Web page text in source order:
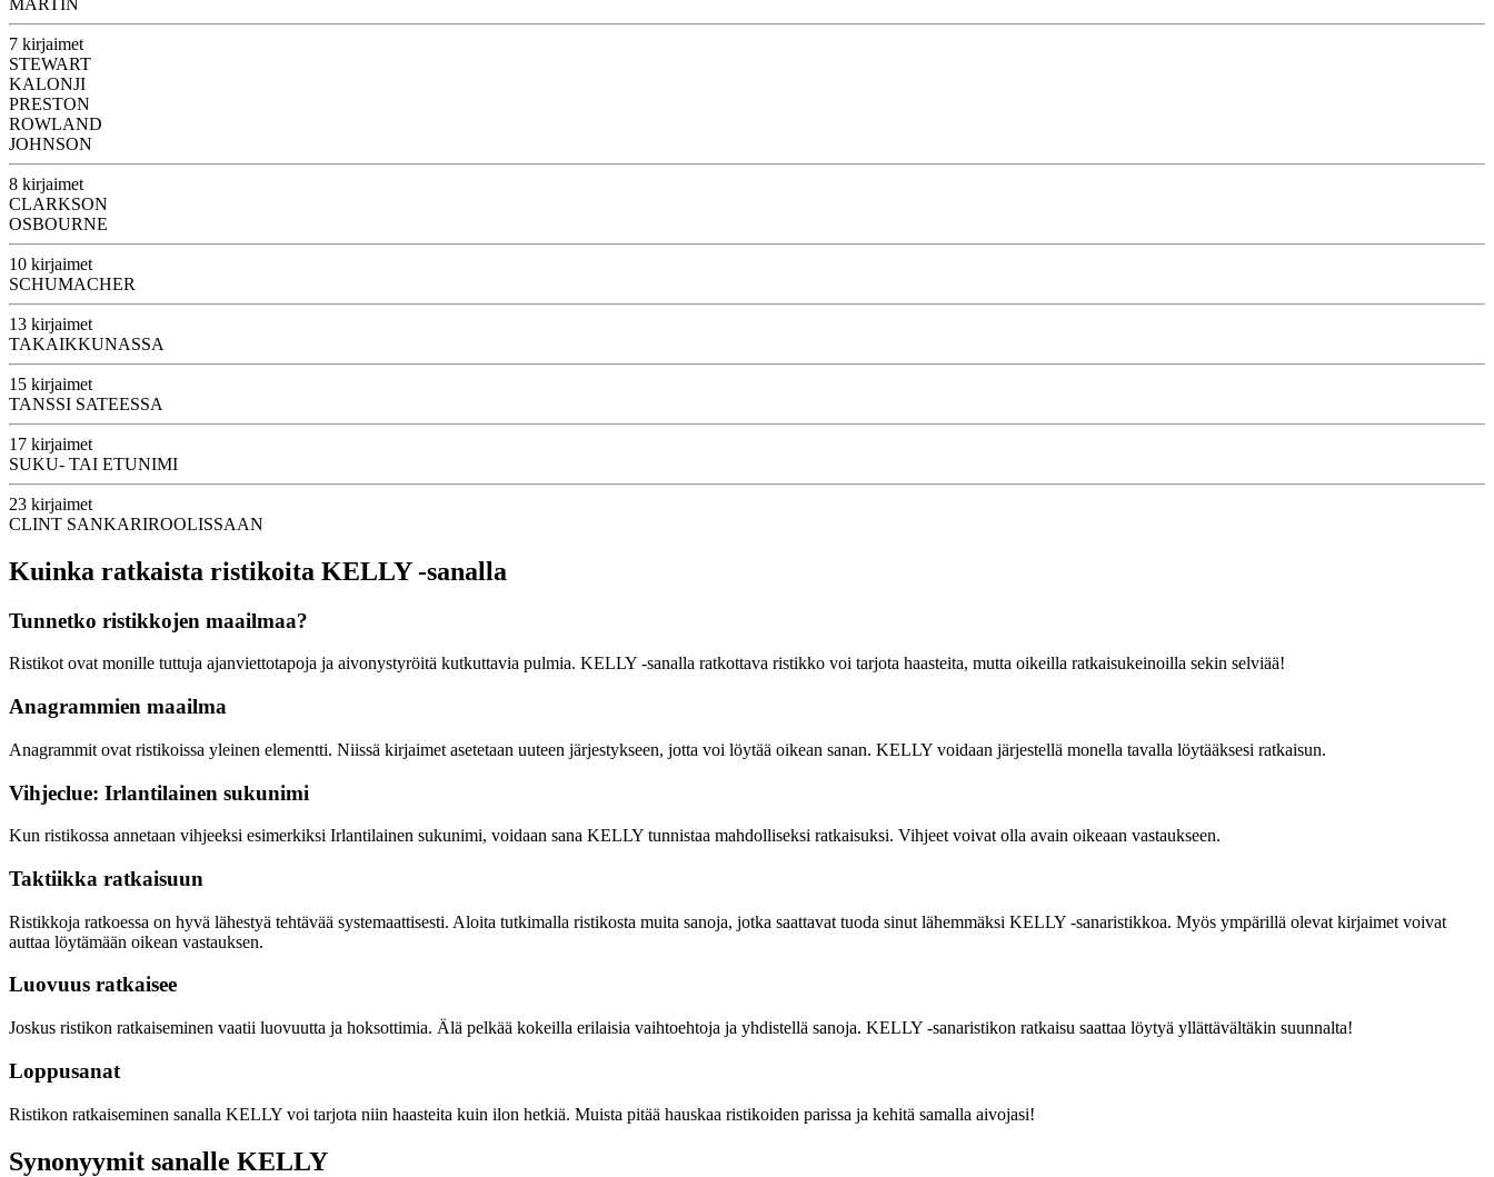
7 kirjaimet
STEWART
KALONJI
PRESTON
ROWLAND
JOHNSON
8 kirjaimet
CLARKSON
OSBOURNE
10 kirjaimet
SCHUMACHER
13 kirjaimet
TAKAIKKUNASSA
15 kirjaimet
TANSSI SATEESSA
17 kirjaimet
SUKU- TAI ETUNIMI
23 kirjaimet
CLINT SANKARIROOLISSAAN
Kuinka ratkaista ristikoita KELLY -sanalla
Tunnetko ristikkojen maailmaa?
Ristikot ovat monille tuttuja ajanviettotapoja ja aivonystyröitä kutkuttavia pulmia. KELLY -sanalla ratkottava ristikko voi tarjota haasteita, mutta oikeilla ratkaisukeinoilla sekin selviää!
Anagrammien maailma
Anagrammit ovat ristikoissa yleinen elementti. Niissä kirjaimet asetetaan uuteen järjestykseen, jotta voi löytää oikean sanan. KELLY voidaan järjestellä monella tavalla löytääksesi ratkaisun.
Vihjeclue: Irlantilainen sukunimi
Kun ristikossa annetaan vihjeeksi esimerkiksi Irlantilainen sukunimi, voidaan sana KELLY tunnistaa mahdolliseksi ratkaisuksi. Vihjeet voivat olla avain oikeaan vastaukseen.
Taktiikka ratkaisuun
Ristikkoja ratkoessa on hyvä lähestyä tehtävää systemaattisesti. Aloita tutkimalla ristikosta muita sanoja, jotka saattavat tuoda sinut lähemmäksi KELLY -sanaristikkoa. Myös ympärillä olevat kirjaimet voivat
auttaa löytämään oikean vastauksen.
Luovuus ratkaisee
Joskus ristikon ratkaiseminen vaatii luovuutta ja hoksottimia. Älä pelkää kokeilla erilaisia vaihtoehtoja ja yhdistellä sanoja. KELLY -sanaristikon ratkaisu saattaa löytyä yllättävältäkin suunnalta!
Loppusanat
Ristikon ratkaiseminen sanalla KELLY voi tarjota niin haasteita kuin ilon hetkiä. Muista pitää hauskaa ristikoiden parissa ja kehitä samalla aivojasi!
Synonyymit sanalle KELLY